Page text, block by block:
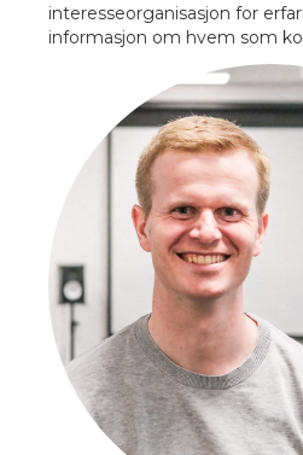
interesseorganisasjon for
informasjon om hvem som